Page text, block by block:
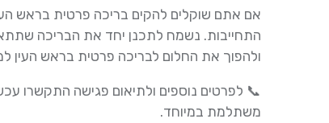
אם אתם שוקלים להקים בריכה פרטית בראש
התחייבות. נשמח לתכנן יחד את הבריכה
ולהפוך את החלום לבריכה פרטית בראש העין
📞 לפרטים נוספים ולתיאום פגישה התקשרו
משתלמת במיוחד.